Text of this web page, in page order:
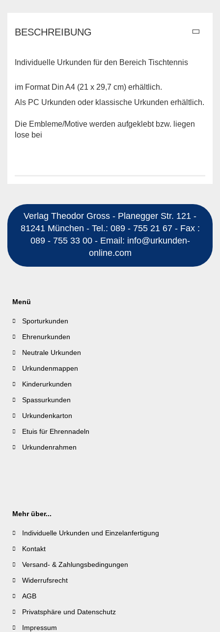
BESCHREIBUNG
Individuelle Urkunden für den Bereich Tischtennis
im Format Din A4 (21 x 29,7 cm) erhältlich.
Als PC Urkunden oder klassische Urkunden erhältlich.
Die Embleme/Motive werden aufgeklebt bzw. liegen
lose bei
Verlag Theodor Gross - Planegger Str. 121 -
81241 München - Tel.: 089 - 755 21 67 - Fax :
089 - 755 33 00 - Email: info@urkunden-
online.com
Menü
Sporturkunden
Ehrenurkunden
Neutrale Urkunden
Urkundenmappen
Kinderurkunden
Spassurkunden
Urkundenkarton
Etuis für Ehrennadeln
Urkundenrahmen
Mehr über...
Individuelle Urkunden und Einzelanfertigung
Kontakt
Versand- & Zahlungsbedingungen
Widerrufsrecht
AGB
Privatsphäre und Datenschutz
Impressum